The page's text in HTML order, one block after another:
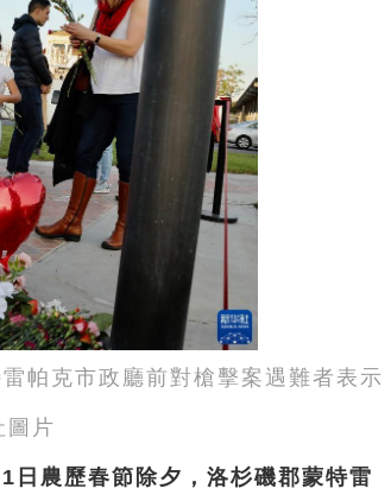
帕克市政廳前對槍擊案遇難者表示
圖片
日農歷春節除夕，洛杉磯郡蒙特雷